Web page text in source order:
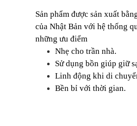
Sản phẩm được sản xuất
của Nhật Bản với hệ thống
những ưu điểm
Nhẹ cho trần nhà.
Sử dụng bồn giúp giữ
Linh động khi di
Bền bỉ với thời gian.